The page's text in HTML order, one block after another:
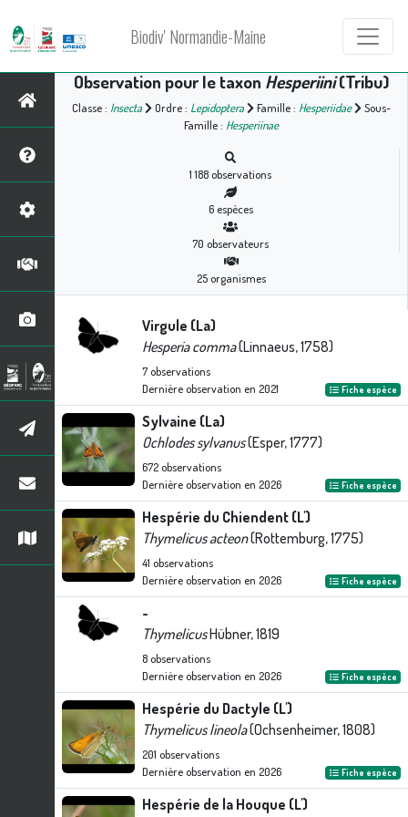
Biodiv' Normandie-Maine
Observation pour le taxon Hesperiini(Tribu)
Classe : Insecta Ordre : Lepidoptera Famille : Hesperiidae
Sous-
Famille : Hesperiinae
1 188observations
6espèces
70 observateurs
25organismes
Virgule (La)
Hesperia comma(Linnaeus, 1758)
7observations
Dernière observation en 2021 Fiche espèce
Sylvaine (La)
Ochlodes sylvanus(Esper, 1777)
672observations
Dernière observation en 2026 Fiche espèce
Hespérie du Chiendent (L')
Thymelicus acteon(Rottemburg, 1775)
41 observations
Dernière observation en 2026 Fiche espèce
-
ThymelicusHübner, 1819
8observations
Dernière observation en 2026 Fiche espèce
Hespérie du Dactyle (L')
Thymelicus lineola(Ochsenheimer, 1808)
201 observations
Dernière observation en 2026 Fiche espèce
Hespérie de la Houque (L')